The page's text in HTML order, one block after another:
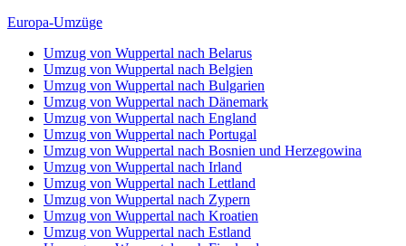
Europa-Umzüge
Umzug von Wuppertal nach Belarus
Umzug von Wuppertal nach Belgien
Umzug von Wuppertal nach Bulgarien
Umzug von Wuppertal nach Dänemark
Umzug von Wuppertal nach England
Umzug von Wuppertal nach Portugal
Umzug von Wuppertal nach Bosnien und Herzegowina
Umzug von Wuppertal nach Irland
Umzug von Wuppertal nach Lettland
Umzug von Wuppertal nach Zypern
Umzug von Wuppertal nach Kroatien
Umzug von Wuppertal nach Estland